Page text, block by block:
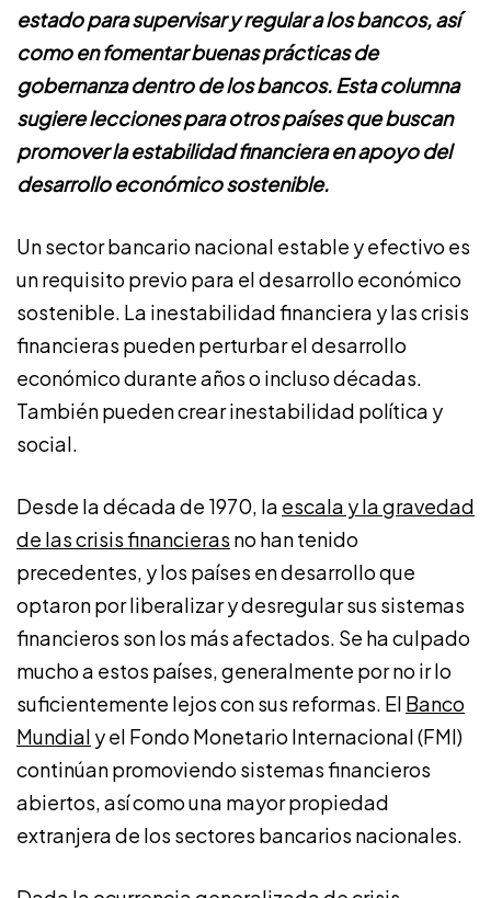
estado para supervisar y regular a los bancos, así
como en fomentar buenas prácticas de
gobernanza dentro de los bancos. Esta columna
sugiere lecciones para otros países que buscan
promover la estabilidad financiera en apoyo del
desarrollo económico sostenible.
Un sector bancario nacional estable y efectivo es
un requisito previo para el desarrollo económico
sostenible. La inestabilidad financiera y las crisis
financieras pueden perturbar el desarrollo
económico durante años o incluso décadas.
También pueden crear inestabilidad política y
social.
Desde la década de 1970, la escala y la gravedad
de las crisis financieras no han tenido
precedentes, y los países en desarrollo que
optaron por liberalizar y desregular sus sistemas
financieros son los más afectados. Se ha culpado
mucho a estos países, generalmente por no ir lo
suficientemente lejos con sus reformas. El Banco
Mundial y el Fondo Monetario Internacional (FMI)
continúan promoviendo sistemas financieros
abiertos, así como una mayor propiedad
extranjera de los sectores bancarios nacionales.